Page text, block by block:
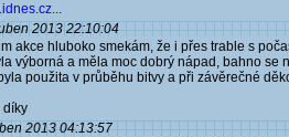
2013 22:10:04
akce hluboko smekám, že i přes trable s
výborná a měla moc dobrý nápad, bahno
použita v průběhu bitvy a při závěrečné
díky
2013 04:13:57